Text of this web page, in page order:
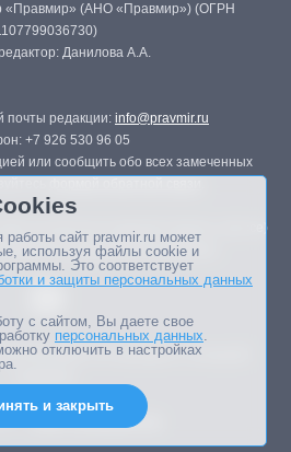
«Правмир» (АНО «Правмир») (ОГРН
Данилова А.А.
почты редакции: info@pravmir.ru
+7 926 530 96 05
или сообщить обо всех замеченных
в печатных изданиях (книгах, прессе)
разрешения редакции.
может не совпадать с позицией
-
сайт pravmir.ru может
используя файлы cookie и
Это соответствует
и защиты персональных данных
с сайтом, Вы даете свое
персональных данных.
отключить в настройках
и закрыть